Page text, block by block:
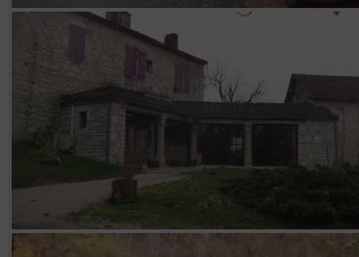
Auzole, le point de départ